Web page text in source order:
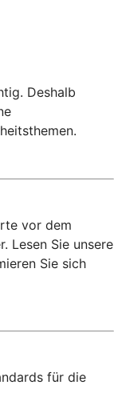
Deshalb
vor dem
Lesen Sie unsere
Sie sich
für die